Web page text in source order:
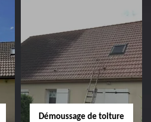
Démoussage de toiture